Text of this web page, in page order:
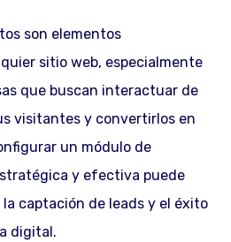
son elementos
sitio web, especialmente
que buscan interactuar de
visitantes y convertirlos en
un módulo de
y efectiva puede
captación de leads y el éxito
digital.